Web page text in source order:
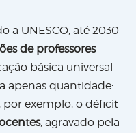
a UNESCO, até 2030
de professores
básica universal
apenas quantidade:
por exemplo, o déficit
, agravado pela